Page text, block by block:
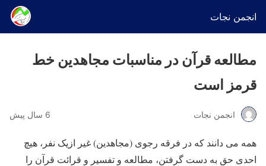
انجمن نجات
مطالعه قرآن در مناسبات مجاهدین خط
قرمز است
انجمن نجات 6 سال پیش
همه می دانند که در فرقه رجوی (مجاهدین) غیر ازیک نفر، هیچ
احدی حق به دست گرفتن، مطالعه و تفسیر و قرائت قرآن را